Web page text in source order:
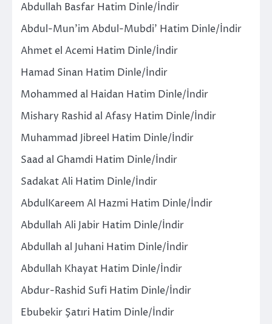
Abdullah Basfar Hatim Dinle/İndir
Abdul-Mun’im Abdul-Mubdi’ Hatim Dinle/İndir
Ahmet el Acemi Hatim Dinle/İndir
Hamad Sinan Hatim Dinle/İndir
Mohammed al Haidan Hatim Dinle/İndir
Mishary Rashid al Afasy Hatim Dinle/İndir
Muhammad Jibreel Hatim Dinle/İndir
Saad al Ghamdi Hatim Dinle/İndir
Sadakat Ali Hatim Dinle/İndir
AbdulKareem Al Hazmi Hatim Dinle/İndir
Abdullah Ali Jabir Hatim Dinle/İndir
Abdullah al Juhani Hatim Dinle/İndir
Abdullah Khayat Hatim Dinle/İndir
Abdur-Rashid Sufi Hatim Dinle/İndir
Ebubekir Şatıri Hatim Dinle/İndir